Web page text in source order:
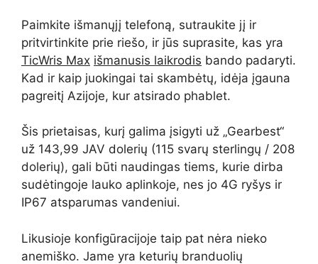
Paimkite išmanųjį telefoną, sutraukite jį ir
pritvirtinkite prie riešo, ir jūs suprasite, kas yra
TicWris Max išmanusis laikrodis bando padaryti.
Kad ir kaip juokingai tai skambėtų, idėja įgauna
pagreitį Azijoje, kur atsirado phablet.
Šis prietaisas, kurį galima įsigyti už „Gearbest“
už 143,99 JAV dolerių (115 svarų sterlingų / 208
dolerių), gali būti naudingas tiems, kurie dirba
sudėtingoje lauko aplinkoje, nes jo 4G ryšys ir
IP67 atsparumas vandeniui.
Likusioje konfigūracijoje taip pat nėra nieko
anemiško. Jame yra keturių branduolių